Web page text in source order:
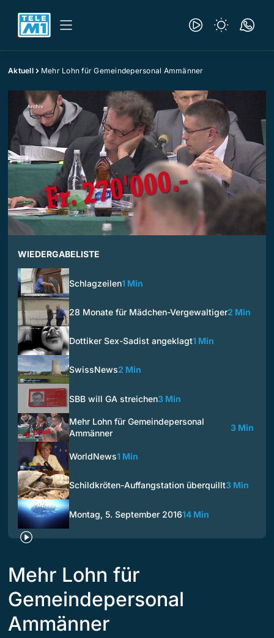
Aktuell Mehr Lohn für Gemeindepersonal Ammänner
WIEDERGABELISTE
Schlagzeilen1 Min
28 Monate für Mädchen-Vergewaltiger2 Min
Dottiker Sex-Sadist angeklagt1 Min
SwissNews2 Min
SBB will GA streichen3 Min
Mehr Lohn für Gemeindepersonal
Ammänner
3 Min
WorldNews1 Min
Schildkröten-Auffangstation überquillt3 Min
Montag, 5. September 201614 Min
Mehr Lohn für
Gemeindepersonal
Ammänner